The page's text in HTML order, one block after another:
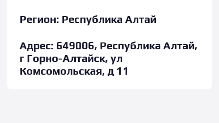
Регион: Республика Алтай
Адрес: 649006, Республика Алтай,
г Горно-Алтайск, ул
Комсомольская, д 11